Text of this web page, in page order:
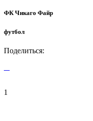
ФК Чикаго Файр
футбол
Поделиться:
1